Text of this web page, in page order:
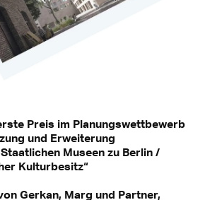
Preis im Planungswettbewerb
und Erweiterung
Museen zu Berlin /
Kulturbesitz“
Gerkan, Marg und Partner,